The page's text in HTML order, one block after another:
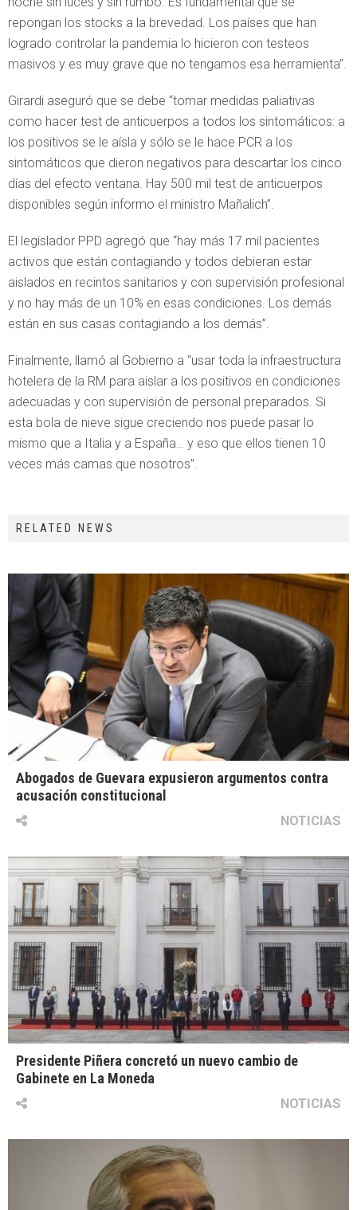
repongan los stocks a la brevedad. Los países que han
logrado controlar la pandemia lo hicieron con testeos
masivos y es muy grave que no tengamos esa herramienta”.
Girardi aseguró que se debe “tomar medidas paliativas
como hacer test de anticuerpos a todos los sintomáticos: a
los positivos se le aísla y sólo se le hace PCR a los
sintomáticos que dieron negativos para descartar los cinco
días del efecto ventana. Hay 500 mil test de anticuerpos
disponibles según informo el ministro Mañalich”.
El legislador PPD agregó que “hay más 17 mil pacientes
activos que están contagiando y todos debieran estar
aislados en recintos sanitarios y con supervisión profesional
y no hay más de un 10% en esas condiciones. Los demás
están en sus casas contagiando a los demás”.
Finalmente, llamó al Gobierno a “usar toda la infraestructura
hotelera de la RM para aislar a los positivos en condiciones
adecuadas y con supervisión de personal preparados. Si
esta bola de nieve sigue creciendo nos puede pasar lo
mismo que a Italia y a España… y eso que ellos tienen 10
veces más camas que nosotros”.
RELATED NEWS
Abogados de Guevara expusieron argumentos contra
acusación constitucional
NOTICIAS
Presidente Piñera concretó un nuevo cambio de
Gabinete en La Moneda
NOTICIAS